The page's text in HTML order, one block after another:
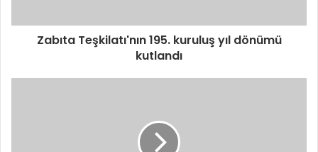
Zabıta Teşkilatı'nın 195. kuruluş yıl dönümü
kutlandı